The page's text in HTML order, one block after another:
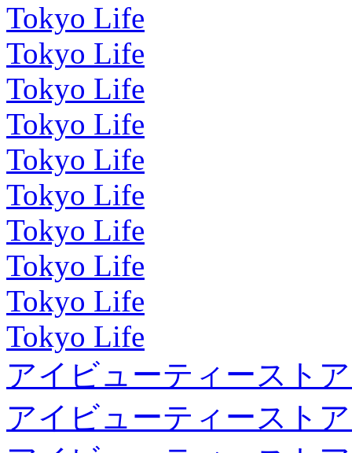
Tokyo Life
Tokyo Life
Tokyo Life
Tokyo Life
Tokyo Life
Tokyo Life
Tokyo Life
Tokyo Life
Tokyo Life
Tokyo Life
アイビューティースト
アイビューティースト